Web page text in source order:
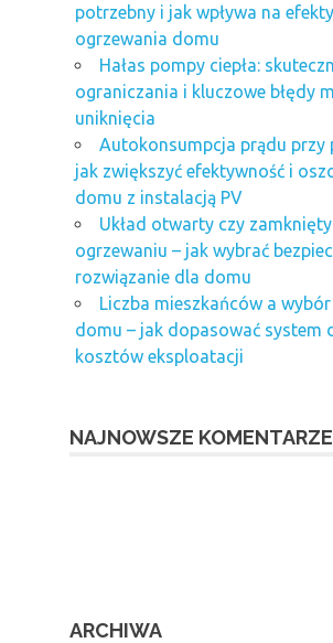
potrzebny i jak wpływa na
ogrzewania domu
Hałas pompy ciepła:
ograniczania i kluczowe błędy
uniknięcia
Autokonsumpcja prądu przy
jak zwiększyć efektywność i
domu z instalacją PV
Układ otwarty czy
ogrzewaniu – jak wybrać
rozwiązanie dla domu
Liczba mieszkańców a
domu – jak dopasować system
kosztów eksploatacji
NAJNOWSZE KOMENTARZE
ARCHIWA